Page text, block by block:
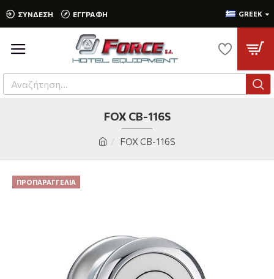
ΣΎΝΔΕΣΗ ΕΓΓΡΑΦΉ GREEK
FOX CB-116S
FOX CB-116S
ΠΡΟΠΑΡΑΓΓΕΛΊΑ